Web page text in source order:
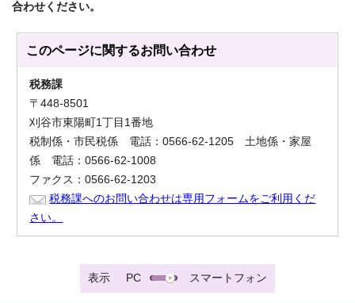
合わせください。
このページに関するお問い合わせ
税務課
〒448-8501
刈谷市東陽町1丁目1番地
税制係・市民税係 電話：0566-62-1205 土地係・家屋
係 電話：0566-62-1008
ファクス：0566-62-1203
税務課へのお問い合わせは専用フォームをご利用くだ
さい。
表示 PC スマートフォン